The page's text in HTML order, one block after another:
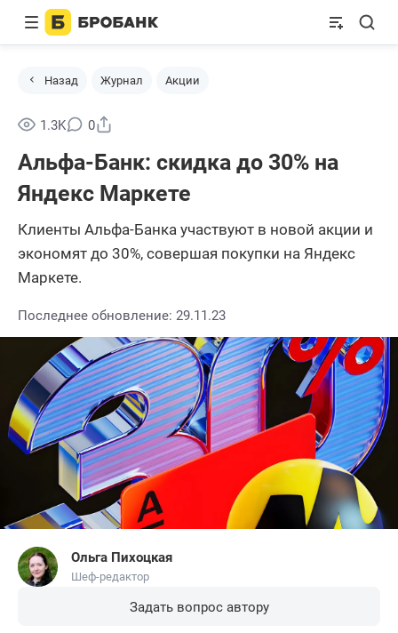
Назад Журнал Акции
1.3K 0
Альфа-Банк: скидка до 30% на
Яндекс Маркете
Клиенты Альфа-Банка участвуют в новой акции и
экономят до 30%, совершая покупки на Яндекс
Маркете.
Последнее обновление: 29.11.23
Ольга Пихоцкая
Шеф-редактор
Задать вопрос автору